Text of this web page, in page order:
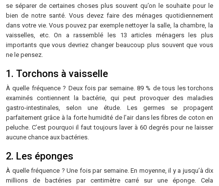
se séparer de certaines choses plus souvent qu’on le souhaite pour le
bien de notre santé. Vous devez faire des ménages quotidiennement
dans votre vie. Vous pouvez par exemple nettoyer la salle, la chambre, la
vaisselles, etc. On a rassemblé les 13 articles ménagers les plus
importants que vous devriez changer beaucoup plus souvent que vous
ne le pensez.
1. Torchons à vaisselle
À quelle fréquence ? Deux fois par semaine. 89 % de tous les torchons
examinés contiennent la bactérie, qui peut provoquer des maladies
gastro-intestinales, selon une étude. Les germes se propagent
parfaitement grâce à la forte humidité de l’air dans les fibres de coton en
peluche. C’est pourquoi il faut toujours laver à 60 degrés pour ne laisser
aucune chance aux bactéries.
2. Les éponges
À quelle fréquence ? Une fois par semaine. En moyenne, il y a jusqu’à dix
millions de bactéries par centimètre carré sur une éponge. Cela